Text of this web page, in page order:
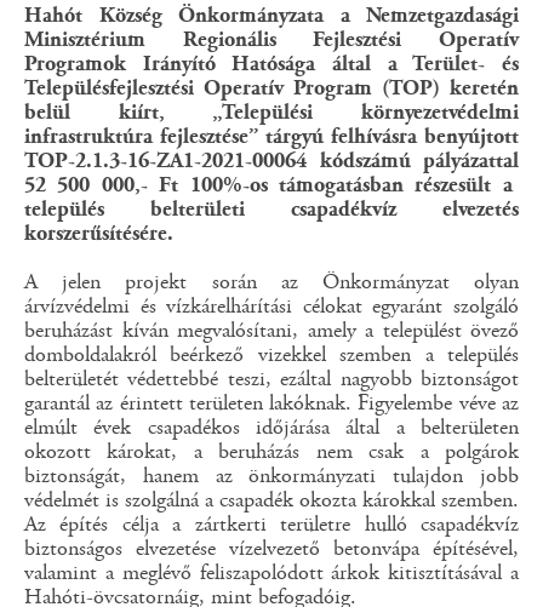
Hahót Község Önkormányzata a Nemzetgazdasági
Minisztérium Regionális Fejlesztési Operatív
Programok Irányító Hatósága által a Terület- és
Településfejlesztési Operatív Program (TOP) keretén
belül kiírt, „Települési környezetvédelmi
infrastruktúra fejlesztése” tárgyú felhívásra benyújtott
TOP-2.1.3-16-ZA1-2021-00064 kódszámú pályázattal
52 500 000,-Ft 100%-os támogatásban részesült a
település belterületi csapadékvíz elvezetés
korszerűsítésére.
A jelen projekt során az Önkormányzat olyan
árvízvédelmi és vízkárelhárítási célokat egyaránt szolgáló
beruházást kíván megvalósítani, amely a települést övező
domboldalakról beérkező vizekkel szemben a település
belterületét védettebbé teszi, ezáltal nagyobb biztonságot
garantál az érintett területen lakóknak. Figyelembe véve az
elmúlt évek csapadékos időjárása által a belterületen
okozott károkat, a beruházás nem csak a polgárok
biztonságát, hanem az önkormányzati tulajdon jobb
védelmét is szolgálná a csapadék okozta károkkal szemben.
Az építés célja a zártkerti területre hulló csapadékvíz
biztonságos elvezetése vízelvezető betonvápa építésével,
valamint a meglévő feliszapolódott árkok kitisztításával a
Hahóti-övcsatornáig, mint befogadóig.